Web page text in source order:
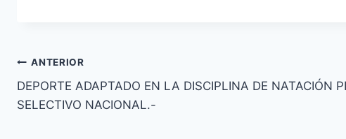
Navegación
de
ANTERIOR
DEPORTE ADAPTADO EN LA DISCIPLINA DE NATACIÓN
SELECTIVO NACIONAL.-